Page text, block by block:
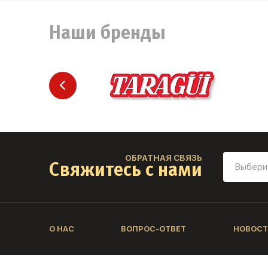
Наши бренды
ОБРАТНАЯ СВЯЗЬ
Свяжитесь с нами
О НАС ВОПРОС-ОТВЕТ